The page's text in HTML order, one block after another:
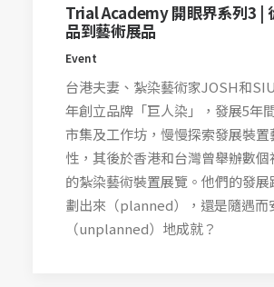
Trial Academy 開眼界系列3 |
品到藝術展品
Event
台港夫妻、紮染藝術家JOSH和
年創立品牌「巨人染」，發展5年
市集及工作坊，慢慢探索發展裝
性，其後於香港和台灣曾舉辦數個
的紮染藝術裝置展覽。他們的發
劃出來（planned），還是隨遇而
（unplanned）地成就？